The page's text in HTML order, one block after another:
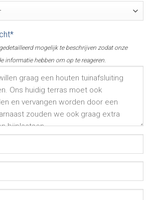
mogelijk te beschrijven zodat onze
informatie hebben om op te reageren.